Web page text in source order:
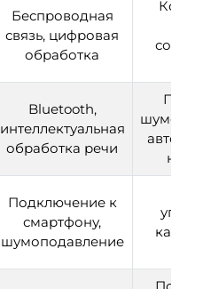
Беспроводная
связь, цифровая
обработка
Bluetooth,
интеллектуальная
обработка речи
Подключение к
смартфону,
шумоподавление